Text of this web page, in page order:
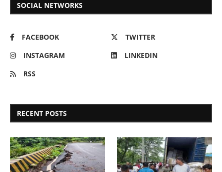
SOCIAL NETWORKS
FACEBOOK
TWITTER
INSTAGRAM
LINKEDIN
RSS
RECENT POSTS